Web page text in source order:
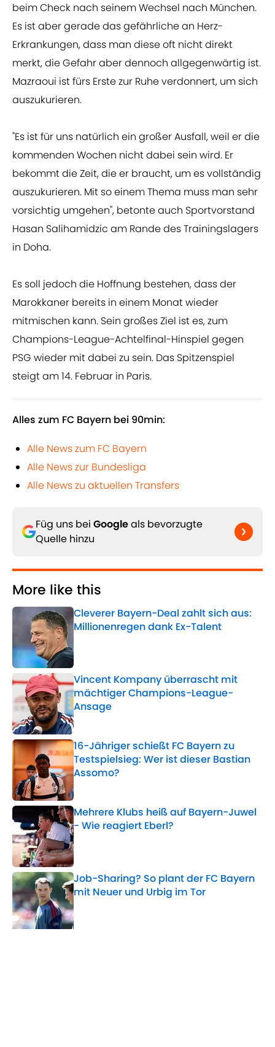
beim Check nach seinem Wechsel nach München.
Es ist aber gerade das gefährliche an Herz-
Erkrankungen, dass man diese oft nicht direkt
merkt, die Gefahr aber dennoch allgegenwärtig ist.
Mazraoui ist fürs Erste zur Ruhe verdonnert, um sich
auszukurieren.
"Es ist für uns natürlich ein großer Ausfall, weil er die
kommenden Wochen nicht dabei sein wird. Er
bekommt die Zeit, die er braucht, um es vollständig
auszukurieren. Mit so einem Thema muss man sehr
vorsichtig umgehen", betonte auch Sportvorstand
Hasan Salihamidzic am Rande des Trainingslagers
in Doha.
Es soll jedoch die Hoffnung bestehen, dass der
Marokkaner bereits in einem Monat wieder
mitmischen kann. Sein großes Ziel ist es, zum
Champions-League-Achtelfinal-Hinspiel gegen
PSG wieder mit dabei zu sein. Das Spitzenspiel
steigt am 14. Februar in Paris.
Alles zum FC Bayern bei 90min:
Alle News zum FC Bayern
Alle News zur Bundesliga
Alle News zu aktuellen Transfers
Füg uns bei Googleals bevorzugte
Quelle hinzu
More like this
Cleverer Bayern-Deal zahlt sich aus:
Millionenregen dank Ex-Talent
Vincent Kompany überrascht mit
mächtiger Champions-League-
Ansage
Published by on Invalid Date
16-Jähriger schießt FC Bayern zu
Testspielsieg: Wer ist dieser Bastian
Assomo?
Published by on Invalid Date
Mehrere Klubs heiß auf Bayern-Juwel
- Wie reagiert Eberl?
Published by on Invalid Date
Job-Sharing? So plant der FC Bayern
mit Neuer und Urbig im Tor
Published by on Invalid Date